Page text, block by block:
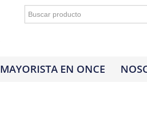
Buscar:
MAYORISTA EN ONCE